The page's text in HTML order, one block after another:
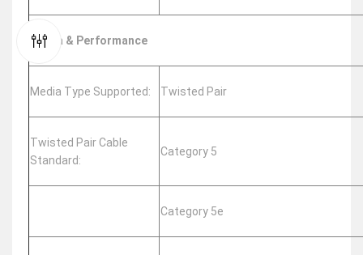
Media & Performance
Media Type Supported: Twisted Pair
Twisted Pair Cable
Standard:
Category 5
Category 5e